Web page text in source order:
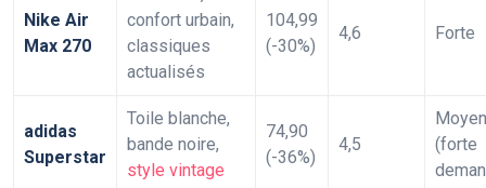
Nike Air
Max 270
confort urbain,
classiques
actualisés
104,99
(-30%)
4,6 Forte
adidas
Superstar
Toile blanche,
bande noire,
style vintage
74,90
(-36%)
4,5
(forte